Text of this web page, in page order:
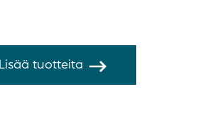
Lisää tuotteita